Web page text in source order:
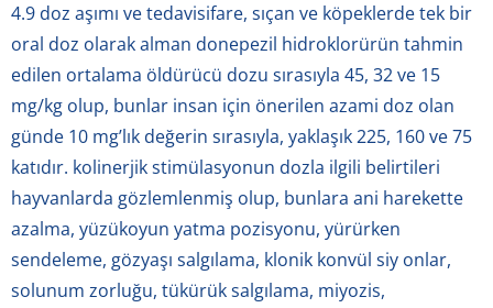
4.9 doz aşımı ve tedavisifare, sıçan ve köpeklerde tek bir
oral doz olarak alman donepezil hidroklorürün tahmin
edilen ortalama öldürücü dozu sırasıyla 45, 32 ve 15
mg/kg olup, bunlar insan için önerilen azami doz olan
günde 10 mg’lık değerin sırasıyla, yaklaşık 225, 160 ve 75
katıdır. kolinerjik stimülasyonun dozla ilgili belirtileri
hayvanlarda gözlemlenmiş olup, bunlara ani harekette
azalma, yüzükoyun yatma pozisyonu, yürürken
sendeleme, gözyaşı salgılama, klonik konvül siy onlar,
solunum zorluğu, tükürük salgılama, miyozis,